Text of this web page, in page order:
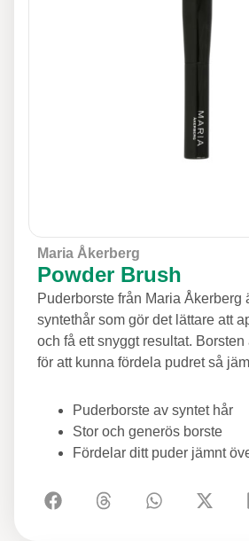
Maria Åkerberg
Powder Brush
Puderborste från Maria Åkerberg
syntethår som gör det lättare att
och få ett snyggt resultat.
för att kunna fördela pudret så
Puderborste av syntet hår
Stor och generös borste
Fördelar ditt puder jämnt